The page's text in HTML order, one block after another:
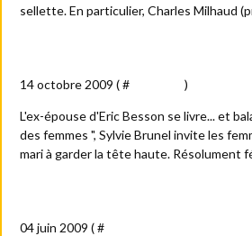
sellette. En particulier, Charles Milhaud
14 octobre 2009 ( # )
L'ex-épouse d'Eric Besson se livre... et
des femmes ", Sylvie Brunel invite les
mari à garder la tête haute. Résolument
04 juin 2009 ( #